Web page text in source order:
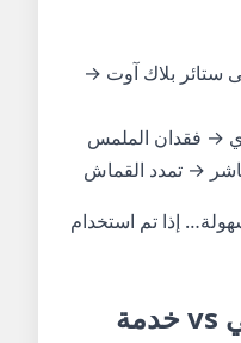
ستائر بلاك آوت →
→ فقدان الملمس
→ تمدد القماش
إذا تم استخدام
مقارنة: تنظيف منزلي vs خدمة